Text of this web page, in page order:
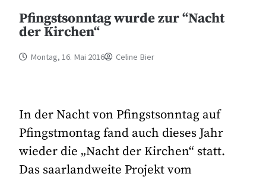
Pfingstsonntag wurde zur “Nacht
der Kirchen“
Montag, 16. Mai 2016 Celine Bier
In der Nacht von Pfingstsonntag auf
Pfingstmontag fand auch dieses Jahr
wieder die „Nacht der Kirchen“ statt.
Das saarlandweite Projekt vom